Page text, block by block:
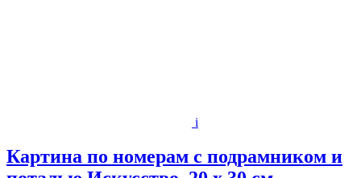
i
Картина по номерам с подрамником и